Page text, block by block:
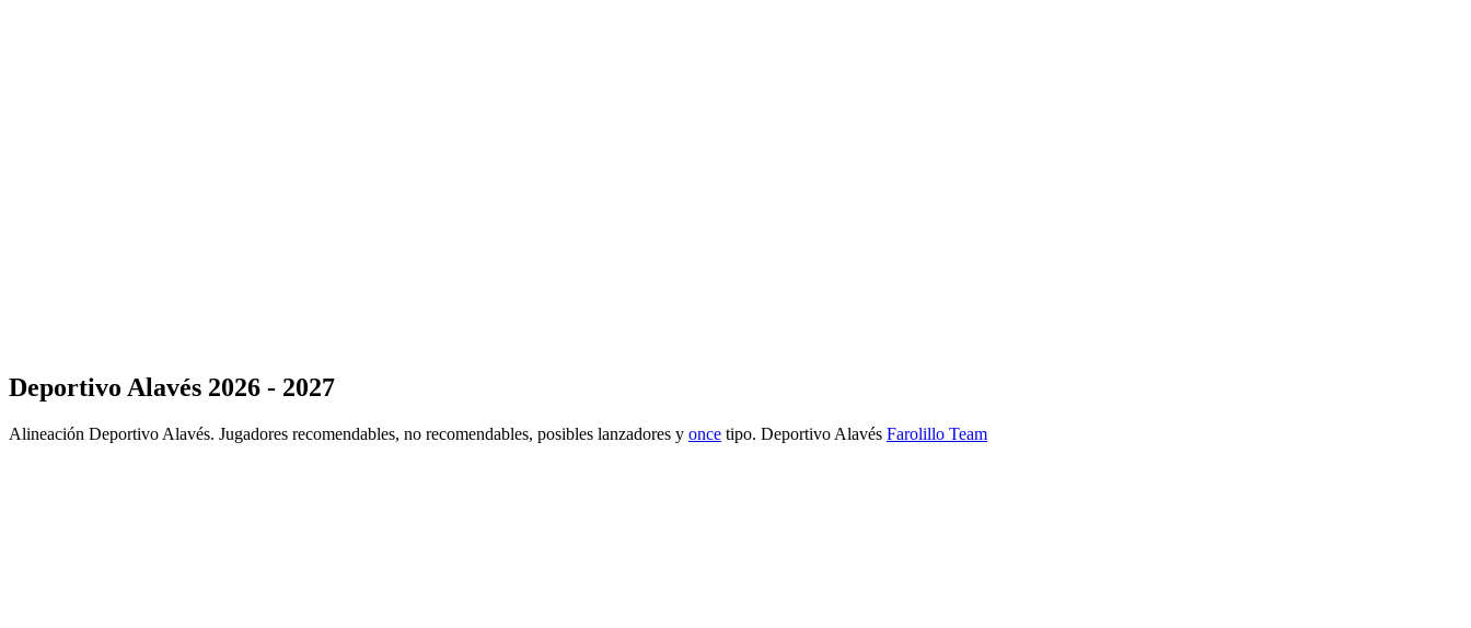
Deportivo Alavés 2026 - 2027
Alineación Deportivo Alavés. Jugadores recomendables, no recomendables, posibles lanzadores y once tipo. Deportivo Alavés Farolillo Team